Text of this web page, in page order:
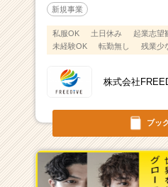
ブッ
新規事業
私服OK 土日休み 起業志望
未経験OK
転勤無し 残業少
株式会社